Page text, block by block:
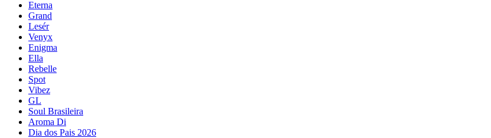
Eterna
Grand
Lesér
Venyx
Enigma
Ella
Rebelle
Spot
Vibez
GL
Soul Brasileira
Aroma Di
Dia dos Pais 2026